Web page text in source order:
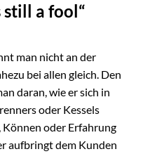
a fool“
man nicht an der
bei allen gleich. Den
daran, wie er sich in
oder Kessels
oder Erfahrung
aufbringt dem Kunden